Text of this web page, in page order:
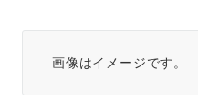
画像はイメージです。